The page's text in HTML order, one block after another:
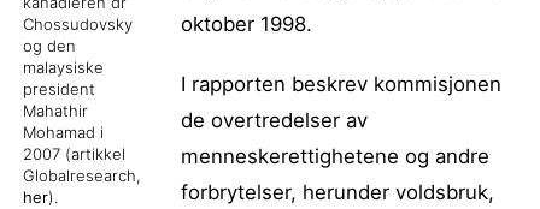
Chossudovsky
og den
malaysiske
president
Mahathir
Mohamad i
2007 (artikkel
Globalresearch,
her).
oktober 1998.
I rapporten beskrev kommisjonen
de overtredelser av
menneskerettighetene og andre
forbrytelser, herunder voldsbruk,